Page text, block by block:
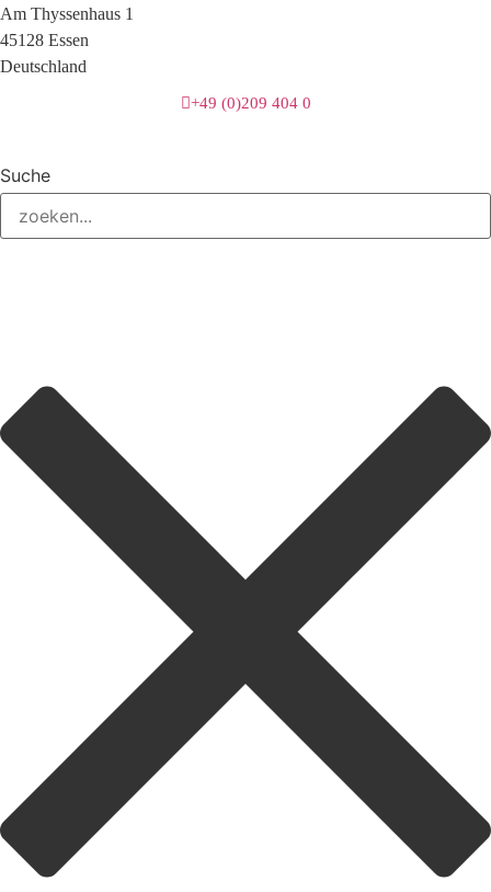
Am Thyssenhaus 1
45128 Essen
Deutschland
+49 (0)209 404 0
3 downloads geselecteerd
herunterladen
E-Mail
Suche